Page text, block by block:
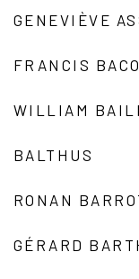
GENEVIÈVE
FRANCIS
WILLIAM
BALTHUS
RONAN
GÉRARD